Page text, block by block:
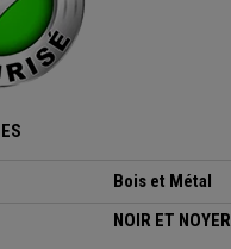
Bois et Métal
NOIR ET NOYER